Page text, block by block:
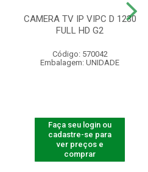
CAMERA TV IP VIPC D 1230
FULL HD G2
Código: 570042
Embalagem: UNIDADE
Faça seu login ou
cadastre-se para
ver preços e
comprar